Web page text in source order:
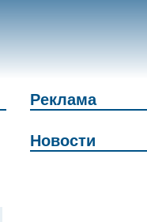
Реклама
Новости